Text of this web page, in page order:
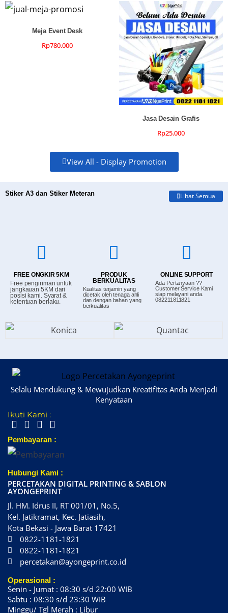
Meja Event Desk
Rp780.000
Jasa Desain Grafis
Rp25.000
View All - Display Promotion
Stiker A3 dan Stiker Meteran Lihat Semua
FREE ONGKIR 5KM
Free pengiriman untuk
jangkauan 5KM dari
posisi kami. Syarat &
ketentuan berlaku.
PRODUK
BERKUALITAS
Kualitas terjamin yang
dicetak oleh tenaga ahli
dan dengan bahan yang
berkualitas
ONLINE SUPPORT
Ada Pertanyaan ??
Customer Service Kami
siap melayani anda.
082211811821
Selalu Mendukung & Mewujudkan Kreatifitas Anda Menjadi
Kenyataan
Ikuti Kami :
Pembayaran :
Hubungi Kami :
PERCETAKAN DIGITAL PRINTING & SABLON
AYONGEPRINT
Jl. HM. Idrus II, RT 001/01, No.5,
Kel. Jatikramat, Kec. Jatiasih,
Kota Bekasi - Jawa Barat 17421
0822-1181-1821
0822-1181-1821
percetakan@ayongeprint.co.id
Operasional :
Senin - Jumat : 08:30 s/d 22:00 WIB
Sabtu : 08:30 s/d 23:30 WIB
Minggu/ Tgl Merah : Libur